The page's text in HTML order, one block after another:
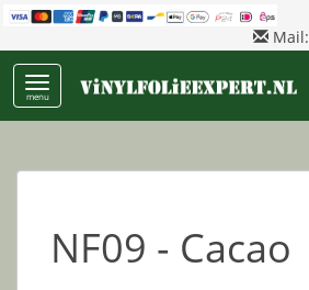
Mail:
menu
NF09 - Cacao